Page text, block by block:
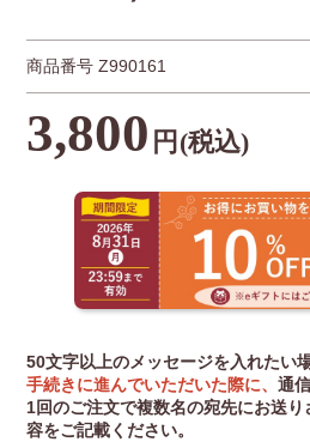
商品番号 Z990161
3,800円 (税込)
50文字以上のメッセージを入れたい
手続きに進んでいただいた際に、通
1回のご注文で複数名の宛先にお送
容をご記載ください。